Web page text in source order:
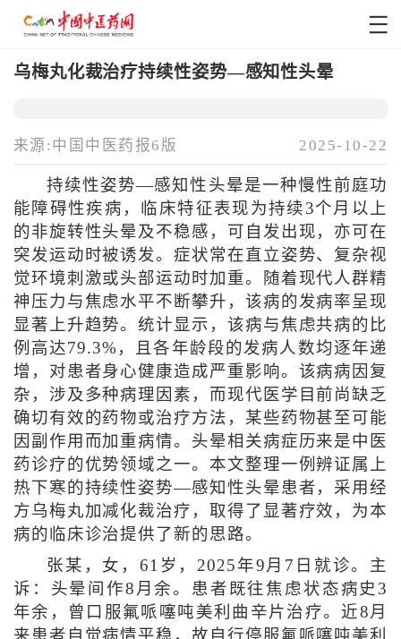
乌梅丸化裁治疗持续性姿势—感知性头晕
来源:中国中医药报6版 2025-10-22
持续性姿势—感知性头晕是一种慢性前庭功
能障碍性疾病，临床特征表现为持续3个月以上
的非旋转性头晕及不稳感，可自发出现，亦可在
突发运动时被诱发。症状常在直立姿势、复杂视
觉环境刺激或头部运动时加重。随着现代人群精
神压力与焦虑水平不断攀升，该病的发病率呈现
显著上升趋势。统计显示，该病与焦虑共病的比
例高达79.3%，且各年龄段的发病人数均逐年递
增，对患者身心健康造成严重影响。该病病因复
杂，涉及多种病理因素，而现代医学目前尚缺乏
确切有效的药物或治疗方法，某些药物甚至可能
因副作用而加重病情。头晕相关病症历来是中医
药诊疗的优势领域之一。本文整理一例辨证属上
热下寒的持续性姿势—感知性头晕患者，采用经
方乌梅丸加减化裁治疗，取得了显著疗效，为本
病的临床诊治提供了新的思路。
张某，女，61岁，2025年9月7日就诊。主
诉：头晕间作8月余。患者既往焦虑状态病史3
年余，曾口服氟哌噻吨美利曲辛片治疗。近8月